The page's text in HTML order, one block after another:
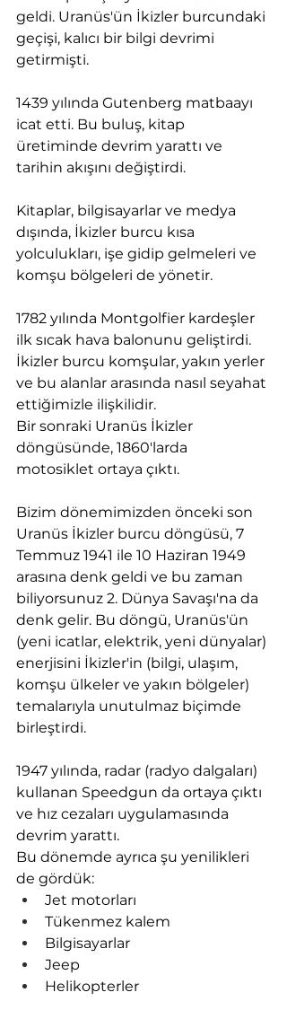
geldi. Uranüs'ün İkizler burcundaki
geçişi, kalıcı bir bilgi devrimi
getirmişti.
1439 yılında Gutenberg matbaayı
icat etti. Bu buluş, kitap
üretiminde devrim yarattı ve
tarihin akışını değiştirdi.
Kitaplar, bilgisayarlar ve medya
dışında, İkizler burcu kısa
yolculukları, işe gidip gelmeleri ve
komşu bölgeleri de yönetir.
1782 yılında Montgolfier kardeşler
ilk sıcak hava balonunu geliştirdi.
İkizler burcu komşular, yakın yerler
ve bu alanlar arasında nasıl seyahat
ettiğimizle ilişkilidir.
Bir sonraki Uranüs İkizler
döngüsünde, 1860'larda
motosiklet ortaya çıktı.
Bizim dönemimizden önceki son
Uranüs İkizler burcu döngüsü, 7
Temmuz 1941 ile 10 Haziran 1949
arasına denk geldi ve bu zaman
biliyorsunuz 2. Dünya Savaşı'na da
denk gelir. Bu döngü, Uranüs'ün
(yeni icatlar, elektrik, yeni dünyalar)
enerjisini İkizler'in (bilgi, ulaşım,
komşu ülkeler ve yakın bölgeler)
temalarıyla unutulmaz biçimde
birleştirdi.
1947 yılında, radar (radyo dalgaları)
kullanan Speedgun da ortaya çıktı
ve hız cezaları uygulamasında
devrim yarattı.
Bu dönemde ayrıca şu yenilikleri
de gördük:
Jet motorları
Tükenmez kalem
Bilgisayarlar
Jeep
Helikopterler